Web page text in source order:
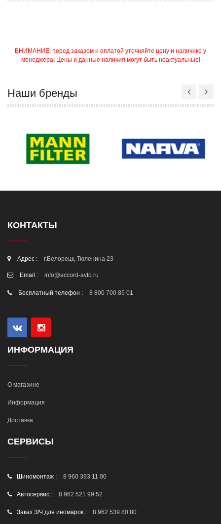
ВНИМАНИЕ, перед заказом и оплатой уточняйте цену и наличике у
менеджера! Цены и данные наличия могут быть неактуальные!
Наши бренды
КОНТАКТЫ
Адрес : г.Белорецк, Тюленина 23
Email : info@accord-avto.ru
Бесплатный телефон : 8 800 700 85 01
ИНФОРМАЦИЯ
О магазине
Информация
Доставка
СЕРВИСЫ
Шиномонтаж : 8 960 393 11 00
Автосервис : 8 962 521 99 52
Заказ З/Ч для иномарок : 8 962 539 80 80